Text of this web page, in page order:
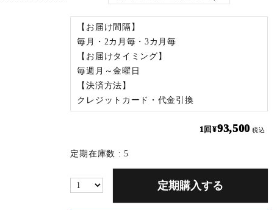
【お届け間隔】
毎月・2カ月毎・3カ月毎
【お届けタイミング】
毎週月～金曜日
【決済方法】
クレジットカード・代金引換
¥93,500 税込
定期在庫数 5
定期購入する